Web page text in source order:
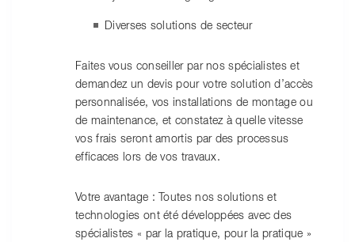
Diverses solutions de secteur
Faites vous conseiller par nos spécialistes et
demandez un devis pour votre solution d’accès
personnalisée, vos installations de montage ou
de maintenance, et constatez à quelle vitesse
vos frais seront amortis par des processus
efficaces lors de vos travaux.
Votre avantage : Toutes nos solutions et
technologies ont été développées avec des
spécialistes « par la pratique, pour la pratique »